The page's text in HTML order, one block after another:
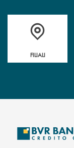
Trova la filiale più
FILIALI